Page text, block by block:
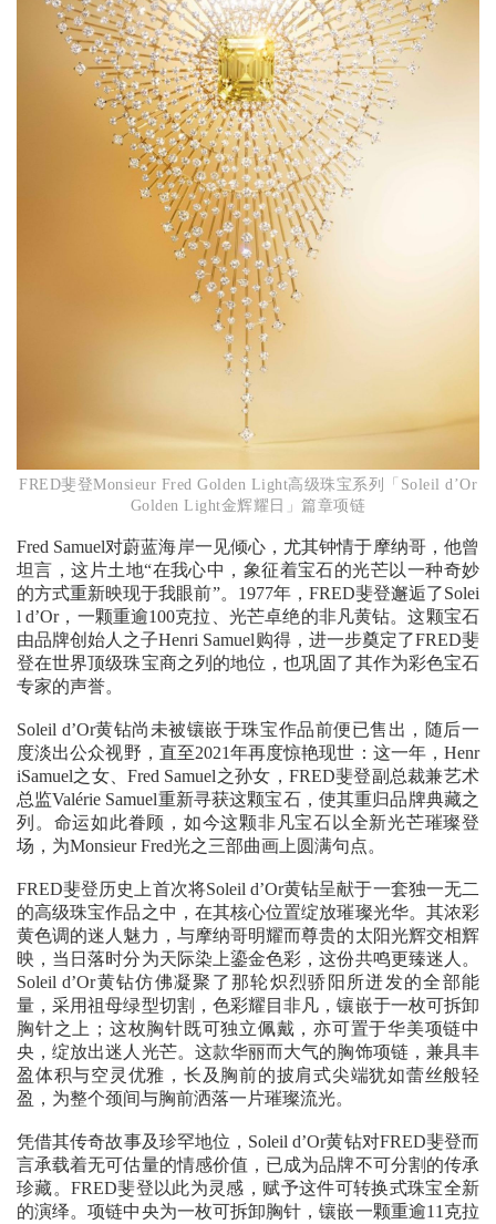
FRED斐登Monsieur Fred Golden Light高级珠宝系列「Soleil d’Or
Golden Light金辉耀日」篇章项链
Fred Samuel对蔚蓝海岸一见倾心，尤其钟情于摩纳哥，他曾
坦言，这片土地“在我心中，象征着宝石的光芒以一种奇妙
的方式重新映现于我眼前”。1977年，FRED斐登邂逅了Solei
l d’Or，一颗重逾100克拉、光芒卓绝的非凡黄钻。这颗宝石
由品牌创始人之子Henri Samuel购得，进一步奠定了FRED斐
登在世界顶级珠宝商之列的地位，也巩固了其作为彩色宝石
专家的声誉。
Soleil d’Or黄钻尚未被镶嵌于珠宝作品前便已售出，随后一
度淡出公众视野，直至2021年再度惊艳现世：这一年，Henr
iSamuel之女、Fred Samuel之孙女，FRED斐登副总裁兼艺术
总监Valérie Samuel重新寻获这颗宝石，使其重归品牌典藏之
列。命运如此眷顾，如今这颗非凡宝石以全新光芒璀璨登
场，为Monsieur Fred光之三部曲画上圆满句点。
FRED斐登历史上首次将Soleil d’Or黄钻呈献于一套独一无二
的高级珠宝作品之中，在其核心位置绽放璀璨光华。其浓彩
黄色调的迷人魅力，与摩纳哥明耀而尊贵的太阳光辉交相辉
映，当日落时分为天际染上鎏金色彩，这份共鸣更臻迷人。
Soleil d’Or黄钻仿佛凝聚了那轮炽烈骄阳所迸发的全部能
量，采用祖母绿型切割，色彩耀目非凡，镶嵌于一枚可拆卸
胸针之上；这枚胸针既可独立佩戴，亦可置于华美项链中
央，绽放出迷人光芒。这款华丽而大气的胸饰项链，兼具丰
盈体积与空灵优雅，长及胸前的披肩式尖端犹如蕾丝般轻
盈，为整个颈间与胸前洒落一片璀璨流光。
凭借其传奇故事及珍罕地位，Soleil d’Or黄钻对FRED斐登而
言承载着无可估量的情感价值，已成为品牌不可分割的传承
珍藏。FRED斐登以此为灵感，赋予这件可转换式珠宝全新
的演绎。项链中央为一枚可拆卸胸针，镶嵌一颗重逾11克拉